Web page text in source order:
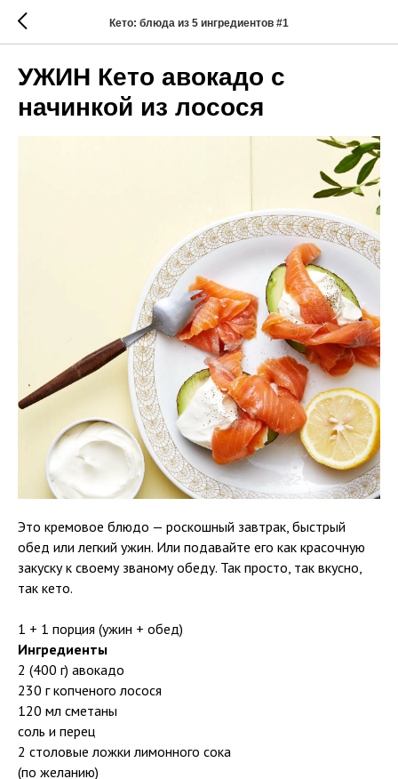
Кето: блюда из 5 ингредиентов #1
УЖИН Кето авокадо с
начинкой из лосося
Это кремовое блюдо — роскошный завтрак, быстрый
обед или легкий ужин. Или подавайте его как красочную
закуску к своему званому обеду. Так просто, так вкусно,
так кето.
1 + 1 порция (ужин + обед)
Ингредиенты
2 (400 г) авокадо
230 г копченого лосося
120 мл сметаны
соль и перец
2 столовые ложки лимонного сока
(по желанию)